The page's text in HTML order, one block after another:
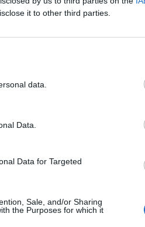
it to other third parties.
data.
Data.
Data for Targeted
Sale, and/or Sharing
the Purposes for which it
bevezetéssel.
legfontosabb
majd a magyar tőzsdén, amely
tartozik, melynek olvasása